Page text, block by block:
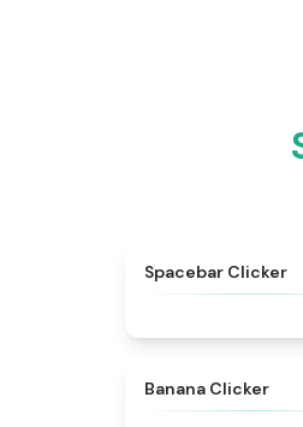
Spacebar Clicker
Banana Clicker